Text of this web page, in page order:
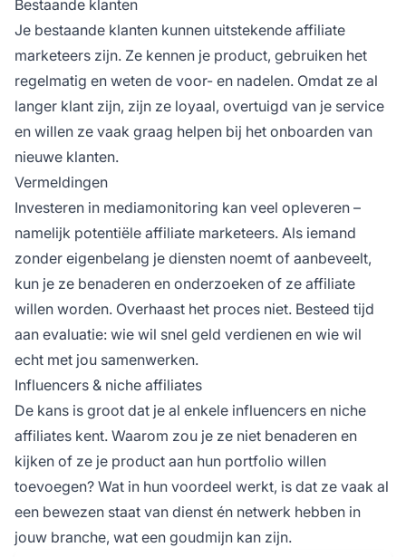
Bestaande klanten
Je bestaande klanten kunnen uitstekende affiliate
marketeers zijn. Ze kennen je product, gebruiken het
regelmatig en weten de voor- en nadelen. Omdat ze al
langer klant zijn, zijn ze loyaal, overtuigd van je service
en willen ze vaak graag helpen bij het onboarden van
nieuwe klanten.
Vermeldingen
Investeren in mediamonitoring kan veel opleveren –
namelijk potentiële affiliate marketeers. Als iemand
zonder eigenbelang je diensten noemt of aanbeveelt,
kun je ze benaderen en onderzoeken of ze affiliate
willen worden. Overhaast het proces niet. Besteed tijd
aan evaluatie: wie wil snel geld verdienen en wie wil
echt met jou samenwerken.
Influencers & niche affiliates
De kans is groot dat je al enkele influencers en niche
affiliates kent. Waarom zou je ze niet benaderen en
kijken of ze je product aan hun portfolio willen
toevoegen? Wat in hun voordeel werkt, is dat ze vaak al
een bewezen staat van dienst én netwerk hebben in
jouw branche, wat een goudmijn kan zijn.